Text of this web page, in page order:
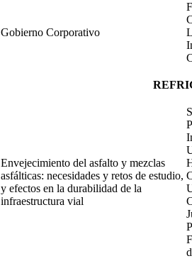
Gobierno Corporativo
Envejecimiento del asfalto y mezclas
asfálticas: necesidades y retos de estudio,
y efectos en la durabilidad de la
infraestructura vial